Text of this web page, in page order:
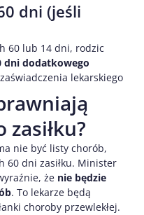
dni (jeśli
60 lub 14 dni, rodzic
dni dodatkowego
lekarskiego
nie być listy chorób,
60 dni zasiłku. Minister
że nie będzie
. To lekarze będą
choroby przewlekłej.